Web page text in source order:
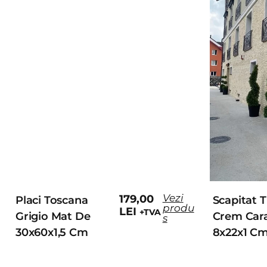
Placi Toscana
Grigio Mat De
30x60x1,5 Cm
179,00
LEI +TVA
Vezi
produ
s
Scapitat
Crem
8x22x1